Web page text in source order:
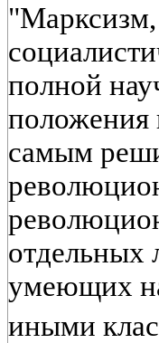
"Марксизм,
полной
положения
самым
отдельных
умеющих
иными